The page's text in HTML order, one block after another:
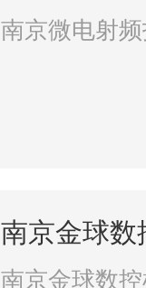
南京微电射
南京金球数
司
南京金球数